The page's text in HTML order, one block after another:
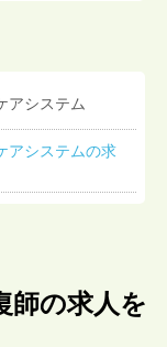
アシステム
アシステムの求
師の求人を